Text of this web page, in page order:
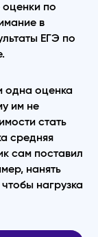
по
в
ЕГЭ по
одна оценка
им не
стать
средняя
сам поставил
нанять
нагрузка